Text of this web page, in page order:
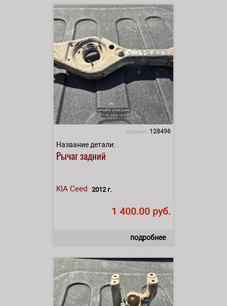
Артикул: 128496
Название детали:
Рычаг задний
KIA Ceed 2012 г.
1 400.00 руб.
подробнее